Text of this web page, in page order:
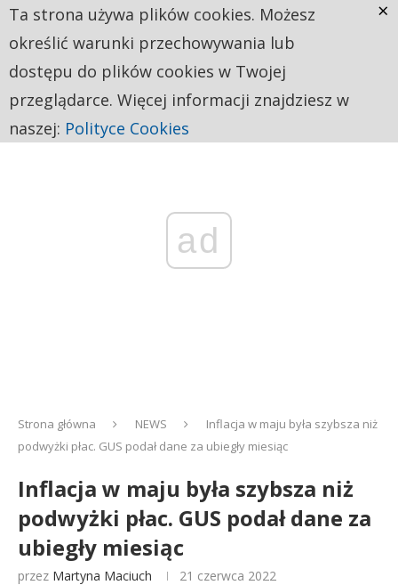
ad
Strona główna NEWS
Inflacja w maju była szybsza niż
podwyżki płac. GUS podał dane za ubiegły miesiąc
Inflacja w maju była szybsza niż
podwyżki płac. GUS podał dane za
ubiegły miesiąc
przez Martyna Maciuch 21 czerwca 2022
Ta strona używa plików cookies. Możesz
określić warunki przechowywania lub
dostępu do plików cookies w Twojej
przeglądarce. Więcej informacji znajdziesz w
naszej: Polityce Cookies
×